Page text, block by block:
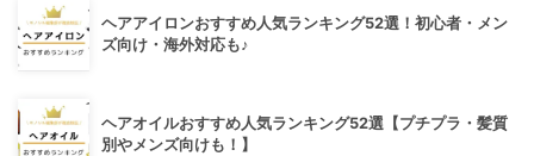
ヘアアイロンおすすめ人気ランキング52選！初心者・メン
ズ向け・海外対応も♪
ヘアオイルおすすめ人気ランキング52選【プチプラ・髪質
別やメンズ向けも！】